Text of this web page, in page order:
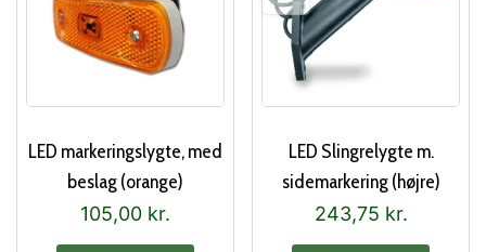
LED markeringslygte, med
beslag (orange)
105,00 kr.
LED Slingrelygte m.
sidemarkering (højre)
243,75 kr.